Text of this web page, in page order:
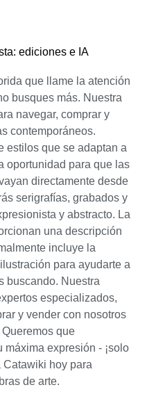
ediciones e IA
que llame la atención
busques más. Nuestra
navegar, comprar y
contemporáneos.
estilos que se adaptan a
oportunidad para que las
directamente desde
serigrafías, grabados y
y abstracto. La
una descripción
incluye la
para ayudarte a
buscando. Nuestra
especializados,
y vender con nosotros
que
expresión - ¡solo
Catawiki hoy para
de arte.